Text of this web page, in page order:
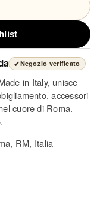
✔Negozio verificato
in Italy, unisce
accessori
cuore di Roma.
RM, Italia